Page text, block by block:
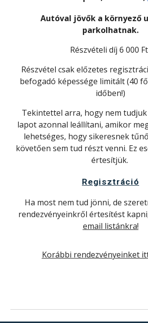
Autóval jövők a környező
parkolhatnak.
Részvételi díj 6 000
Részvétel csak előzetes
befogadó képessége limitált (40
időben!)
Tekintettel arra, hogy nem
lapot azonnal leállítani, amikor
lehetséges, hogy sikeresnek
követően sem tud részt venni. Ez
értesítjük.
Regisztráció
Ha most nem tud jönni, de
rendezvényeinkről értesítést
email listánkra!
Korábbi rendezvényeinket